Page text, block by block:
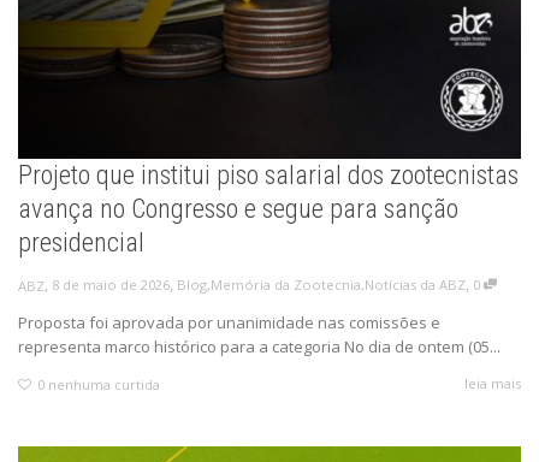
Projeto que institui piso salarial dos zootecnistas
avança no Congresso e segue para sanção
presidencial
ABZ, 8 de maio de 2026, Blog,Memória da Zootecnia,Notícias da ABZ, 0
Proposta foi aprovada por unanimidade nas comissões e
representa marco histórico para a categoria No dia de ontem (05...
0 nenhuma curtida leia mais